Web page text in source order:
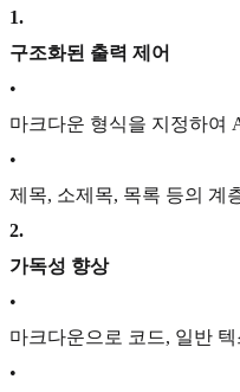
1.
구조화된 출력 제어
•
마크다운 형식을 지정하여
•
제목, 소제목, 목록 등의 계
2.
가독성 향상
•
마크다운으로 코드, 일반
•